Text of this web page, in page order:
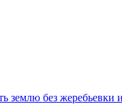
землю без